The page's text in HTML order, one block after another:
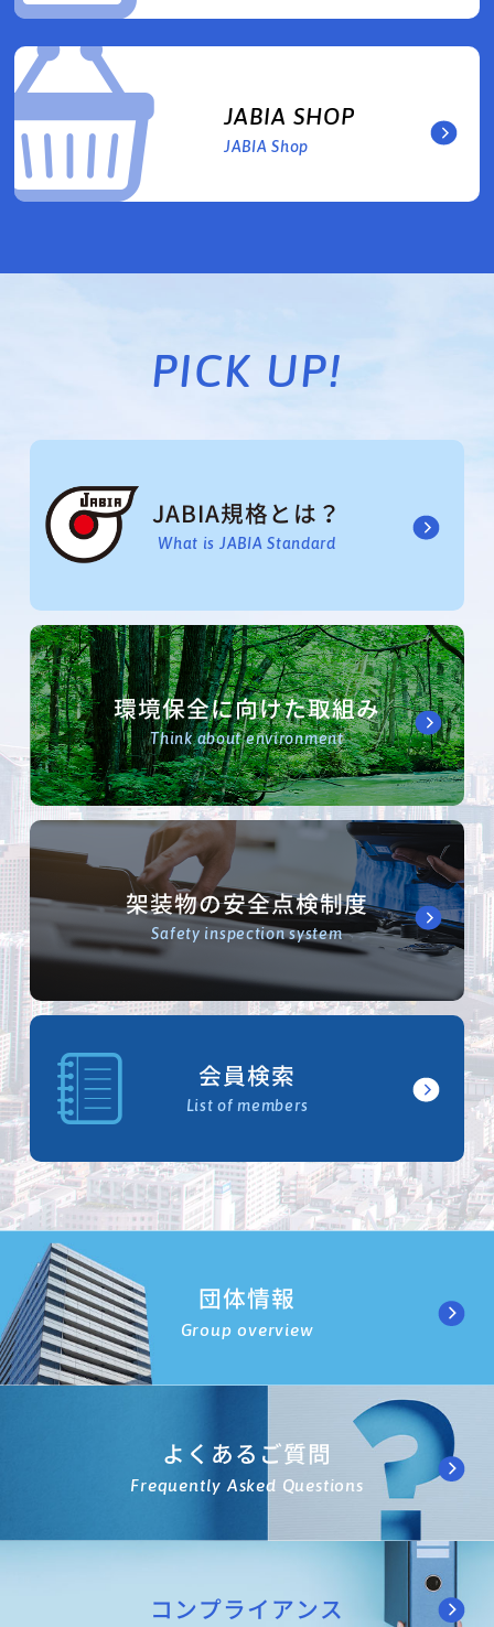
JABIA SHOP
JABIA Shop
PICK UP!
JABIA規格とは？
What is JABIA Standard
環境保全に向けた取組み
Think about environment
架装物の安全点検制度
Safety inspection system
会員検索
List of members
団体情報
Group overview
よくあるご質問
Frequently Asked Questions
コンプライアンス